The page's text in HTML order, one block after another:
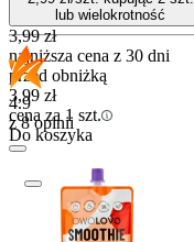
lub wielokrotność
3,99 zł
najniższa cena z 30 dni
przed obniżką
3,99 zł
cena za 1 szt.
Do koszyka
4.9
z 8 opinii